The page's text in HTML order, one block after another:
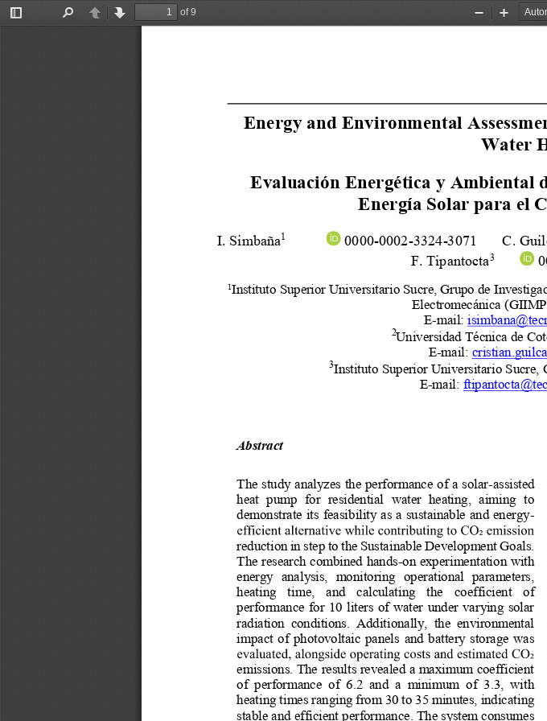
Toggle
PreviousNext
of 9
Zoom
Zoom
Energy and Environmental
Water
Evaluación Energética y Ambiental
Energía Solar para el
I. Simbaña1 0000-0002-3324-3071 C.
F. Tipantocta3
1Instituto Superior Universitario Sucre, Grupo de
Electromecánica
E-mail:
2Universidad Técnica de
E-mail:
3Instituto Superior Universitario Sucre,
E-mail:
Abstract
The study analyzes the performance of a solar-assisted
heat  pump  for  residential  water  heating,  aiming  to
demonstrate its feasibility as a sustainable and energy-
reduction in step to the Sustainable Development Goals.
The research combined hands-on experimentation with
energy  analysis,  monitoring  operational  parameters,
heating  time,  and  calculating  the  coefficient  of
performance for 10 liters of water under varying solar
radiation  conditions.  Additionally,  the  environmental
impact of photovoltaic panels and battery storage was
emissions. The results revealed a maximum coefficient
of  performance  of  6.2  and  a  minimum  of  3.3,  with
heating times ranging from 30 to 35 minutes, indicating
stable and efficient performance. The system consumes